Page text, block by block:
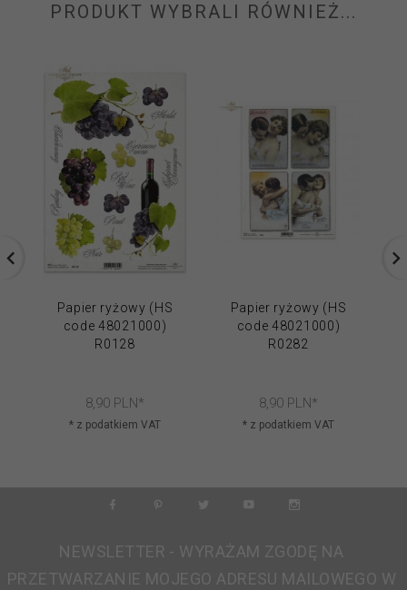
PRODUKT WYBRALI RÓWNIEŻ...
Papier ryżowy (HS
code 48021000)
R0128
8,90 PLN*
* z podatkiem VAT
Papier ryżowy (HS
code 48021000)
R0282
8,90 PLN*
* z podatkiem VAT
NEWSLETTER - WYRAŻAM ZGODĘ NA
PRZETWARZANIE MOJEGO ADRESU MAILOWEGO W